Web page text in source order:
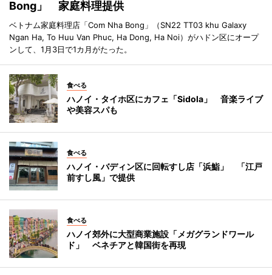
Bong」 家庭料理提供
ベトナム家庭料理店「Com Nha Bong」（SN22 TT03 khu Galaxy
Ngan Ha, To Huu Van Phuc, Ha Dong, Ha Noi）がハドン区にオープ
ンして、1月3日で1カ月がたった。
食べる
ハノイ・タイホ区にカフェ「Sidola」 音楽ライブ
や美容スパも
食べる
ハノイ・バディン区に回転すし店「浜鮨」 「江戸
前すし風」で提供
食べる
ハノイ郊外に大型商業施設「メガグランドワール
ド」 ベネチアと韓国街を再現